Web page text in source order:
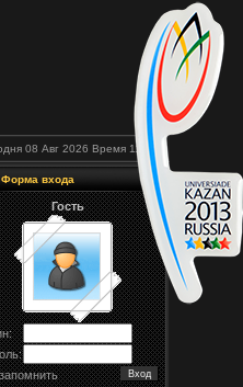
08 Авг 2026 Время 11:25
Форма входа
Гость
запомнить